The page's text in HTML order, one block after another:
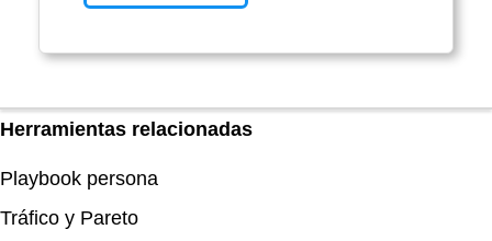
Herramientas relacionadas
Playbook persona
Tráfico y Pareto